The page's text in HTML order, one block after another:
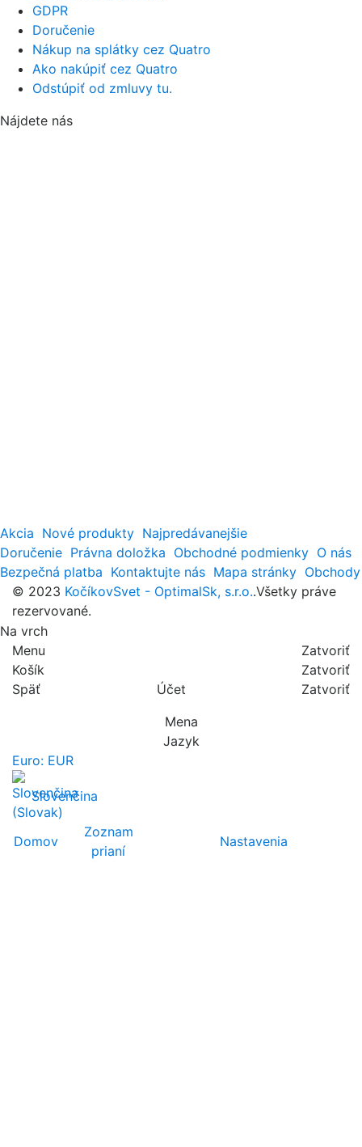
GDPR
Doručenie
Nákup na splátky cez Quatro
Ako nakúpiť cez Quatro
Odstúpiť od zmluvy tu.
Nájdete nás
Akcia Nové produkty Najpredávanejšie
Doručenie Právna doložka Obchodné podmienky O nás
Bezpečná platba Kontaktujte nás Mapa stránky Obchody
© 2023 KočíkovSvet - OptimalSk, s.r.o..Všetky práve
rezervované.
Na vrch
Menu
Zatvoriť
Košík
Zatvoriť
Späť
Účet
Zatvoriť
Mena
Jazyk
Euro: EUR
Slovenčina
Domov
Zoznam
prianí
Nastavenia